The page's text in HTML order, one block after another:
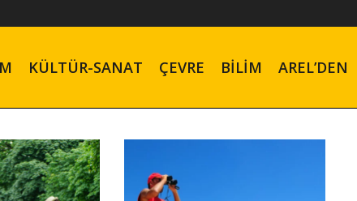
KÜLTÜR-SANAT ÇEVRE BILIM AREL’DEN